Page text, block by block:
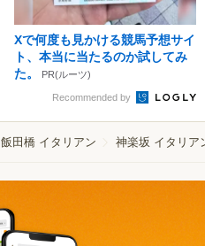
Xで何度も見かける競馬予想サイ
ト、本当に当たるのか試してみ
た。
PR(ルーツ)
Recommended by
飯田橋 イタリアン 神楽坂 イタリア